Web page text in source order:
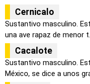
Cernicalo
Sustantivo masculino.
una ave rapaz de menor
Cacalote
Sustantivo masculino.
México, se dice a unos